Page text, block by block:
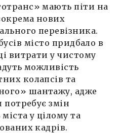
мають піти на
нових
перевізника.
місто придбало в
витрати у чистому
можливість
колапсів та
шантажу, адже
потребує змін
у цілому та
кадрів.